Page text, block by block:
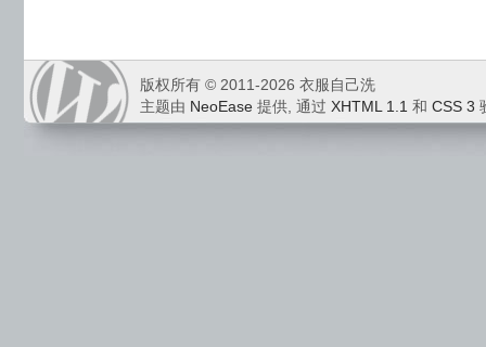
版权所有 © 2011-2026 衣服自己洗
主题由 NeoEase 提供, 通过 XHTML 1.1 和 CSS 3